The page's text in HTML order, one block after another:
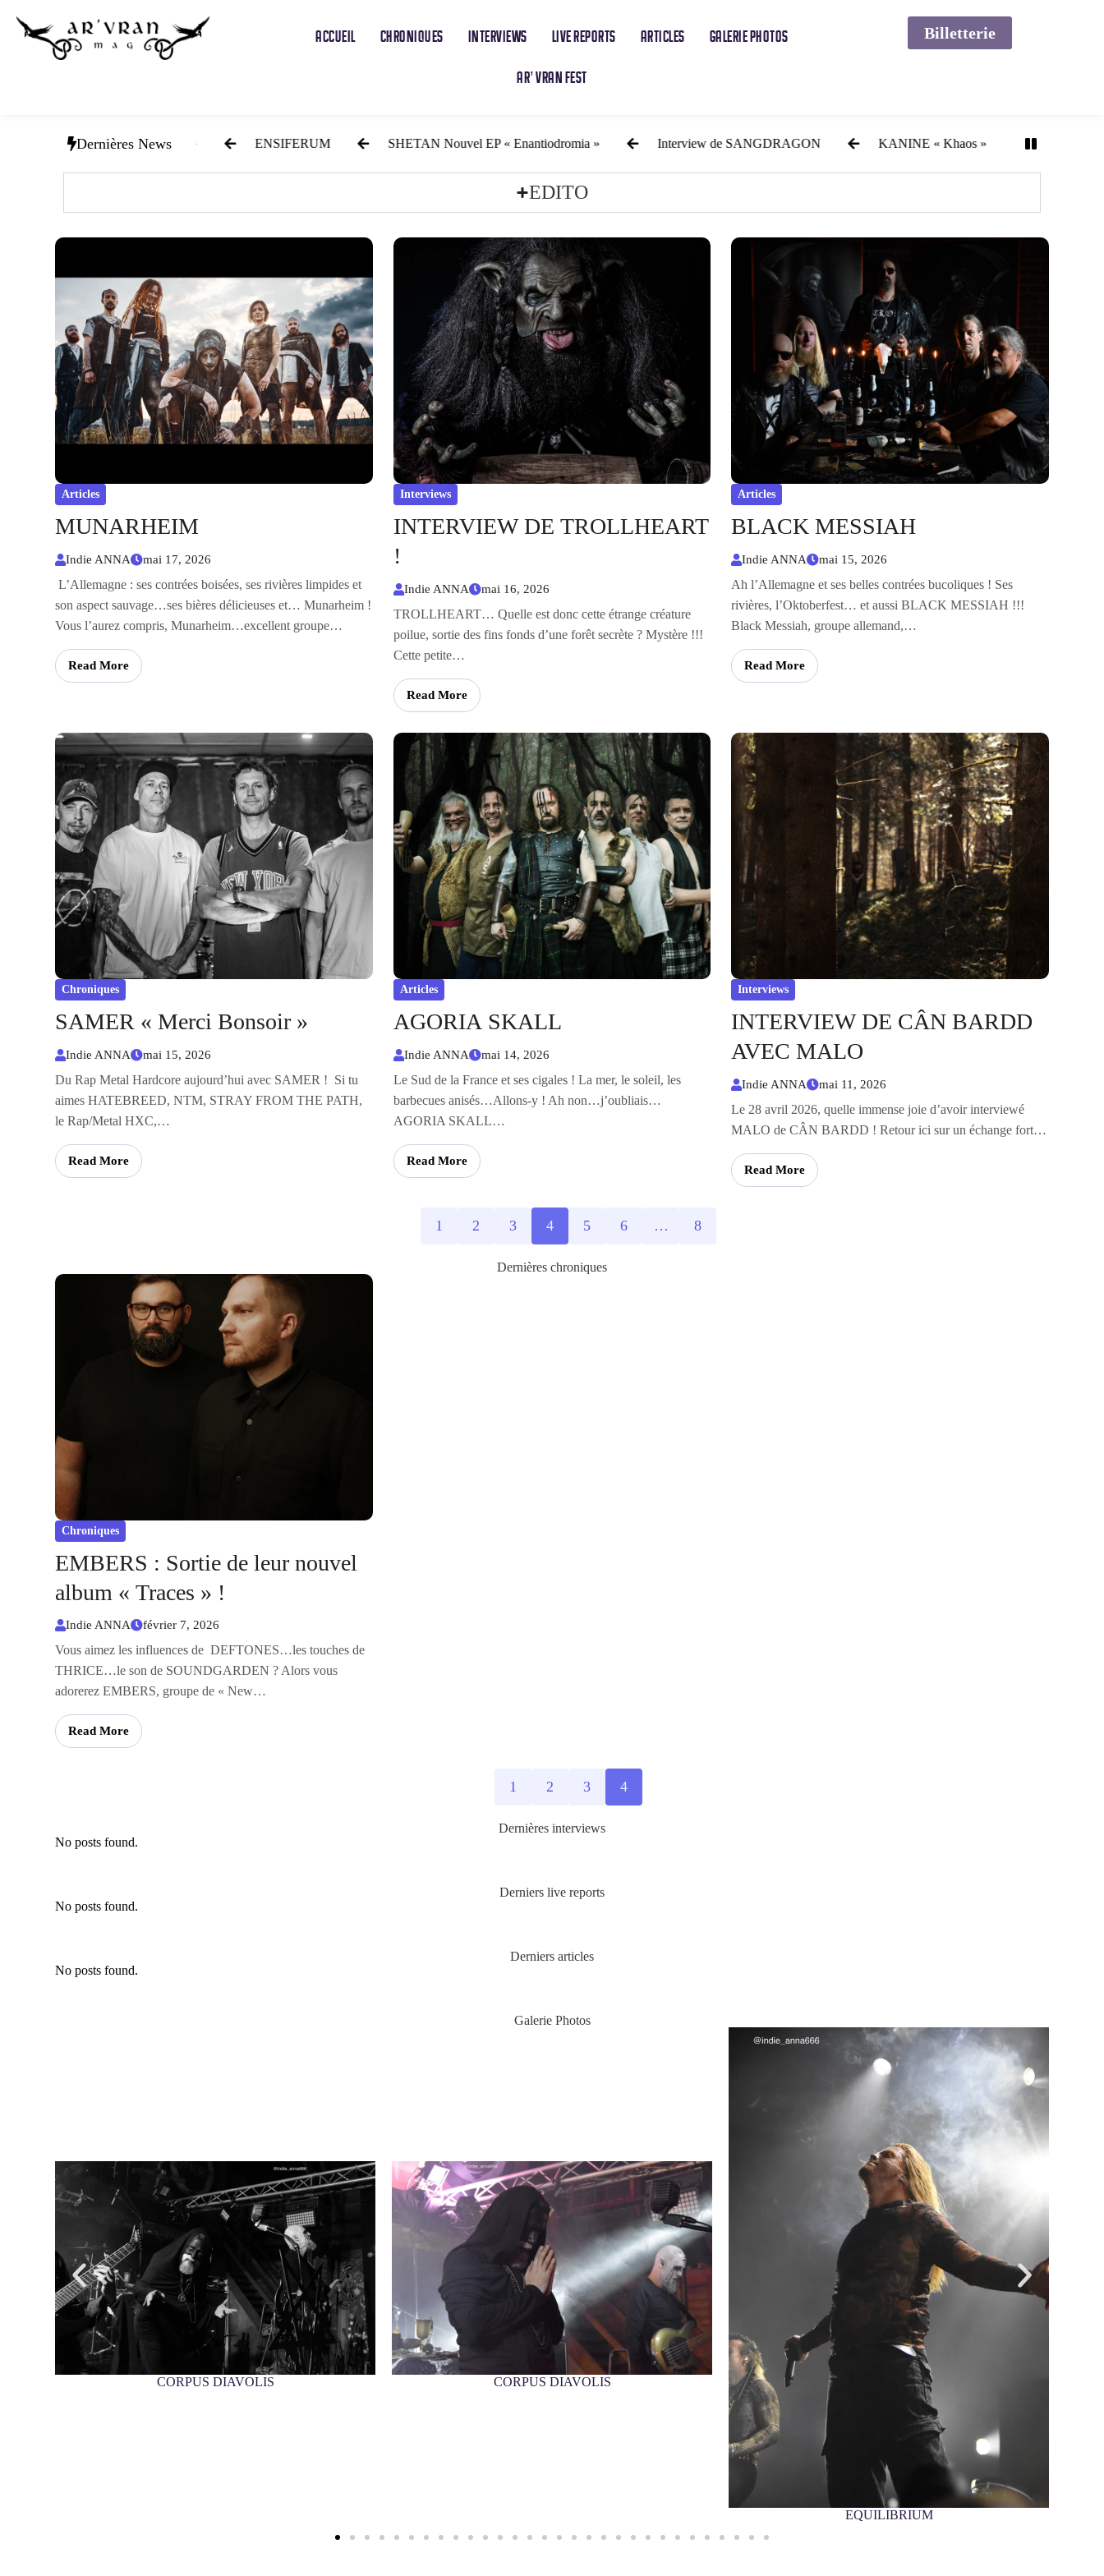
ACCUEIL CHRONIQUES INTERVIEWS LIVE REPORTS ARTICLES GALERIE PHOTOS
AR’ VRAN FEST
Billetterie
Dernières News
« Noir Berger » ENSIFERUM SHETAN Nouvel EP « Enantiodromia » Interview de SANGDRAGON KANINE « Khaos » HOWLING SILENCE :
EDITO
Articles
MUNARHEIM
Indie ANNA mai 17, 2026
L’Allemagne : ses contrées boisées, ses rivières limpides et
son aspect sauvage…ses bières délicieuses et… Munarheim !
Vous l’aurez compris, Munarheim…excellent groupe…
Read More
Interviews
INTERVIEW DE TROLLHEART
!
Indie ANNA mai 16, 2026
TROLLHEART… Quelle est donc cette étrange créature
poilue, sortie des fins fonds d’une forêt secrète ? Mystère !!!
Cette petite…
Read More
Articles
BLACK MESSIAH
Indie ANNA mai 15, 2026
Ah l’Allemagne et ses belles contrées bucoliques ! Ses
rivières, l’Oktoberfest… et aussi BLACK MESSIAH !!!
Black Messiah, groupe allemand,…
Read More
Chroniques
SAMER « Merci Bonsoir »
Indie ANNA mai 15, 2026
Du Rap Metal Hardcore aujourd’hui avec SAMER ! Si tu
aimes HATEBREED, NTM, STRAY FROM THE PATH,
le Rap/Metal HXC,…
Read More
Articles
AGORIA SKALL
Indie ANNA mai 14, 2026
Le Sud de la France et ses cigales ! La mer, le soleil, les
barbecues anisés…Allons-y ! Ah non…j’oubliais…
AGORIA SKALL…
Read More
Interviews
INTERVIEW DE CÂN BARDD
AVEC MALO
Indie ANNA mai 11, 2026
Le 28 avril 2026, quelle immense joie d’avoir interviewé
MALO de CÂN BARDD ! Retour ici sur un échange fort…
Read More
1 2 3 4 5 6 … 8
Dernières chroniques
Chroniques
EMBERS : Sortie de leur nouvel
album « Traces » !
Indie ANNA février 7, 2026
Vous aimez les influences de DEFTONES…les touches de
THRICE…le son de SOUNDGARDEN ? Alors vous
adorerez EMBERS, groupe de « New…
Read More
1 2 3 4
Dernières interviews
No posts found.
Derniers live reports
No posts found.
Derniers articles
No posts found.
Galerie Photos
CORPUS DIAVOLIS BLACK BILE